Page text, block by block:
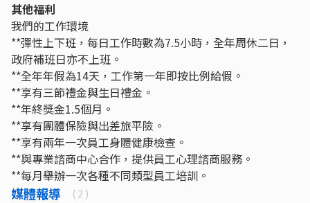
其他福利
我們的工作環境
**彈性上下班，每日工作時數為7.5小時，全年周休二日，
政府補班日亦不上班。
**全年年假為14天，工作第一年即按比例給假。
**享有三節禮金與生日禮金。
**年終獎金1.5個月。
**享有團體保險與出差旅平險。
**享有兩年一次員工身體健康檢查。
**與專業諮商中心合作，提供員工心理諮商服務。
**每月舉辦一次各種不同類型員工培訓。
媒體報導 ( 2 )